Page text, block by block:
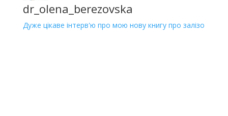
dr_olena_berezovska
Дуже цікаве інтерв'ю про мою нову книгу про залізо